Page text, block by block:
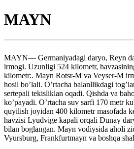
MAYN
MAYN— Germaniyadagi daryo, Reyn
irmogi. Uzunligi 524 kilometr,
kilometr:. Mayn Rotsr-M va Veyser-M
hosil bo’lali. O’rtacha balanllikdagi
sertepali tekisliklan oqadi. Qishda va
ko’payadi. O’rtacha suv sarfi 170 metr
quyilish joyidan 400 kilometr masofada
havzisi Lyudvige kapali orqali Dunay
bilan boglangan. Mayn vodiysida aholi
Vyursburg, Frankfurtmayn va boshqa